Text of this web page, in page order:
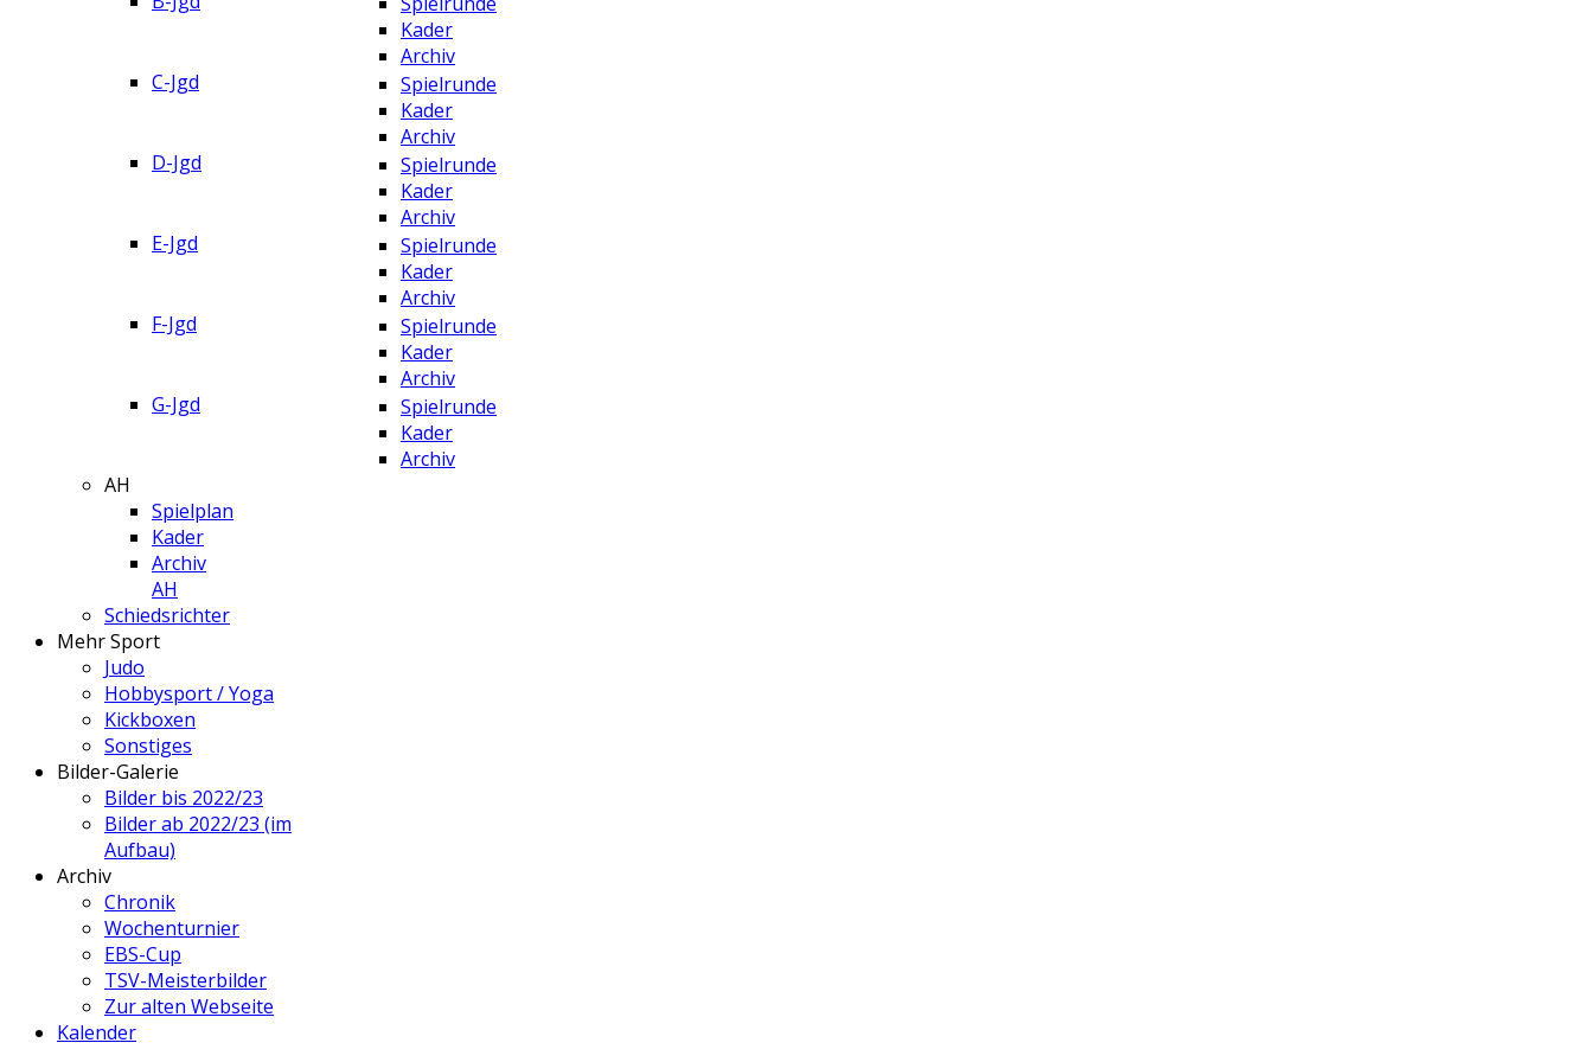
Kader
Archiv
C-Jgd
Spielrunde
Kader
Archiv
D-Jgd
Spielrunde
Kader
Archiv
E-Jgd
Spielrunde
Kader
Archiv
F-Jgd
Spielrunde
Kader
Archiv
G-Jgd
Spielrunde
Kader
Archiv
AH
Spielplan
Kader
Archiv
AH
Schiedsrichter
Mehr Sport
Judo
Hobbysport / Yoga
Kickboxen
Sonstiges
Bilder-Galerie
Bilder bis 2022/23
Bilder ab 2022/23 (im
Aufbau)
Archiv
Chronik
Wochenturnier
EBS-Cup
TSV-Meisterbilder
Zur alten Webseite
Kalender